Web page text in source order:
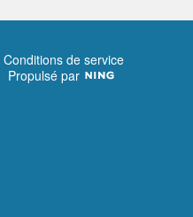
Conditions de service
Propulsé par